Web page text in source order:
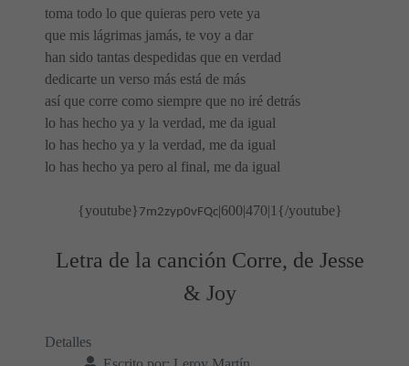
toma todo lo que quieras pero vete ya
que mis lágrimas jamás, te voy a dar
han sido tantas despedidas que en verdad
dedicarte un verso más está de más
así que corre como siempre que no iré detrás
lo has hecho ya y la verdad, me da igual
lo has hecho ya y la verdad, me da igual
lo has hecho ya pero al final, me da igual
{youtube} 7m2zyp0vFQc|600|470|1{/youtube}
Letra de la canción Corre, de Jesse
& Joy
Detalles